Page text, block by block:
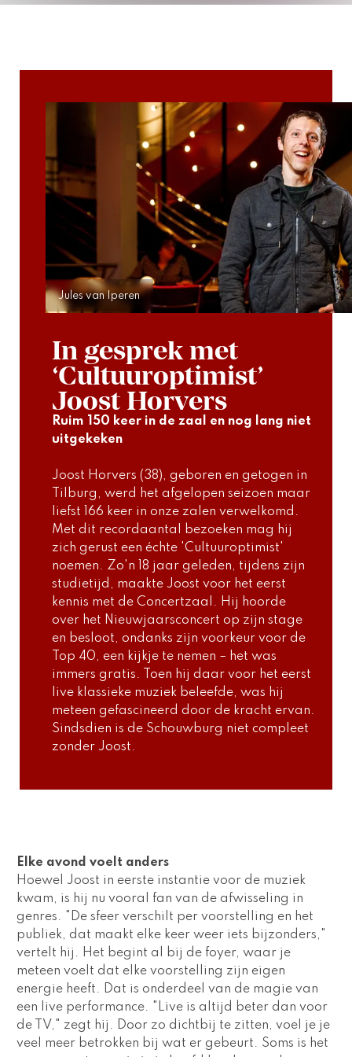
In gesprek met
‘Cultuuroptimist’
Joost Horvers
Ruim 150 keer in de zaal en nog lang niet
uitgekeken
Joost Horvers (38), geboren en getogen in
Tilburg, werd het afgelopen seizoen maar
liefst 166 keer in onze zalen verwelkomd.
Met dit recordaantal bezoeken mag hij
zich gerust een échte 'Cultuuroptimist'
noemen. Zo'n 18 jaar geleden, tijdens zijn
studietijd, maakte Joost voor het eerst
kennis met de Concertzaal. Hij hoorde
over het Nieuwjaarsconcert op zijn stage
en besloot, ondanks zijn voorkeur voor de
Top 40, een kijkje te nemen – het was
immers gratis. Toen hij daar voor het eerst
live klassieke muziek beleefde, was hij
meteen gefascineerd door de kracht ervan.
Sindsdien is de Schouwburg niet compleet
zonder Joost.
Jules van Iperen
Elke avond voelt anders
Hoewel Joost in eerste instantie voor de muziek
kwam, is hij nu vooral fan van de afwisseling in
genres. "De sfeer verschilt per voorstelling en het
publiek, dat maakt elke keer weer iets bijzonders,"
vertelt hij. Het begint al bij de foyer, waar je
meteen voelt dat elke voorstelling zijn eigen
energie heeft. Dat is onderdeel van de magie van
een live performance. "Live is altijd beter dan voor
de TV," zegt hij. Door zo dichtbij te zitten, voel je je
veel meer betrokken bij wat er gebeurt. Soms is het